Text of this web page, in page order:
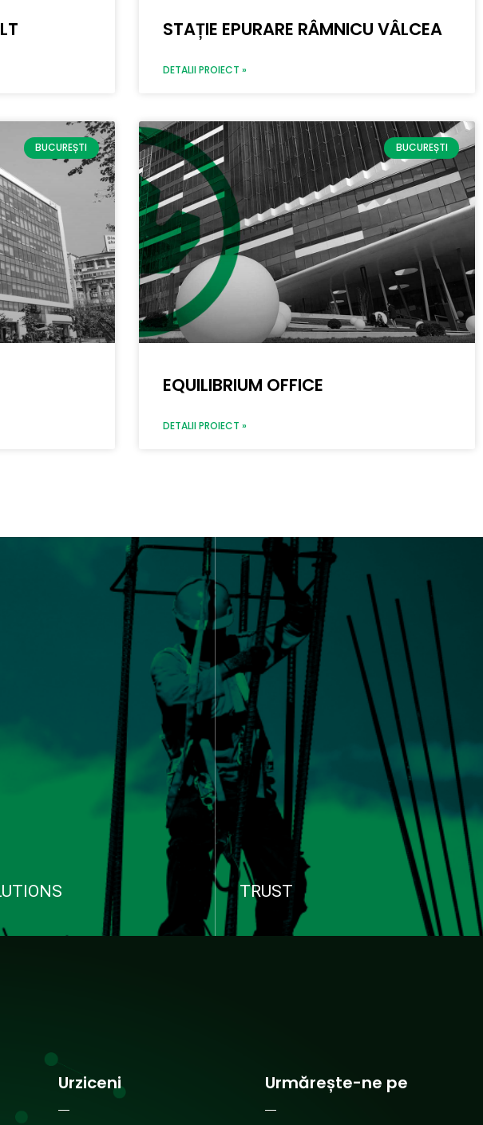
STAȚIE EPURARE RÂMNICU VÂLCEA
DETALII PROIECT »
BUCUREȘTI BUCUREȘTI
EQUILIBRIUM OFFICE
DETALII PROIECT »
• Instalații HVAC, Instalații
Sprinklere, Inele Incendiu,
TRUST
Instalații Industriale • Desprăfuire,
Filtrare Noxe, Mentenanță Industrială,
Urziceni Urmărește-ne pe